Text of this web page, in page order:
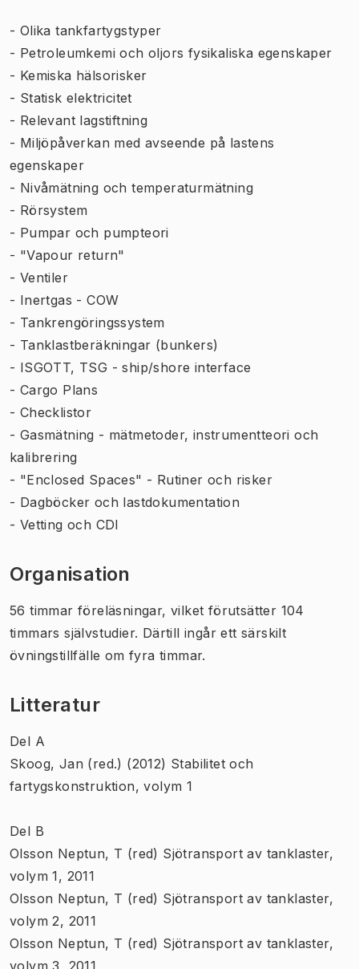
- Olika tankfartygstyper
- Petroleumkemi och oljors fysikaliska egenskaper
- Kemiska hälsorisker
- Statisk elektricitet
- Relevant lagstiftning
- Miljöpåverkan med avseende på lastens
egenskaper
- Nivåmätning och temperaturmätning
- Rörsystem
- Pumpar och pumpteori
- "Vapour return"
- Ventiler
- Inertgas - COW
- Tankrengöringssystem
- Tanklastberäkningar (bunkers)
- ISGOTT, TSG - ship/shore interface
- Cargo Plans
- Checklistor
- Gasmätning - mätmetoder, instrumentteori och
kalibrering
- "Enclosed Spaces" - Rutiner och risker
- Dagböcker och lastdokumentation
- Vetting och CDI
Organisation
56 timmar föreläsningar, vilket förutsätter 104
timmars självstudier. Därtill ingår ett särskilt
övningstillfälle om fyra timmar.
Litteratur
Del A
Skoog, Jan (red.) (2012) Stabilitet och
fartygskonstruktion, volym 1
Del B
Olsson Neptun, T (red) Sjötransport av tanklaster,
volym 1, 2011
Olsson Neptun, T (red) Sjötransport av tanklaster,
volym 2, 2011
Olsson Neptun, T (red) Sjötransport av tanklaster,
volym 3, 2011